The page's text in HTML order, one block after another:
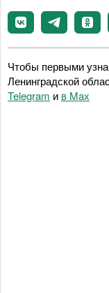
Чтобы первыми
Ленинградской
Telegram и в Maх